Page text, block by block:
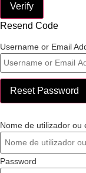
Verify
Resend Code
Username or Email
Reset Password
Nome de utilizador ou
Password